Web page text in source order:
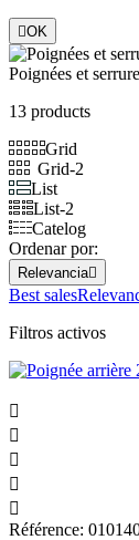
OK
Poignées et
13 products
Grid
Grid-2
List
List-2
Catelog
Ordenar por:
Relevancia
Best sales
Filtros activos





Référence: